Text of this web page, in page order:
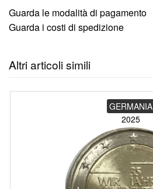
Guarda le modalità di pagamento
Guarda i costi di spedizione
Altri articoli simili
GERMANIA
2025